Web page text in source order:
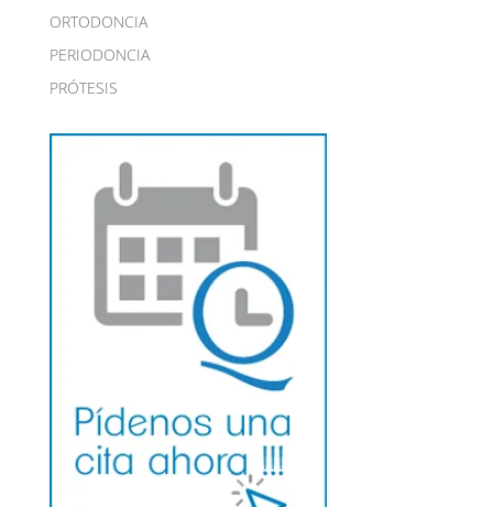
ORTODONCIA
PERIODONCIA
PRÓTESIS